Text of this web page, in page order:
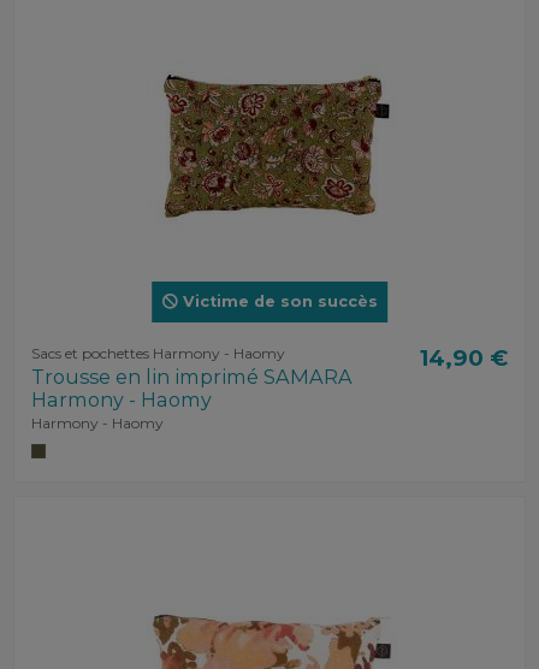
Victime de son succès
Sacs et pochettes Harmony - Haomy
Trousse en lin imprimé SAMARA
Harmony - Haomy
Harmony - Haomy
14,90 €